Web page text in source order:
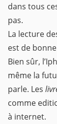
dans tous
pas.
La lecture
est de
Bien sûr,
même la
parle. Les
comme
à internet.